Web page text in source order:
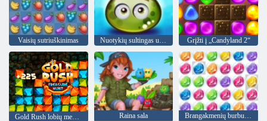
Vaisių sutriuškinimas Nuotykių sultingas uogas Grįžti į „Candyland 2“
Raina sala Brangakmenių burbuliukai 3